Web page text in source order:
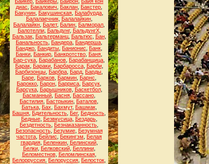
диас
Бакалович Баклан Бакстер
Бакунин Бакушинская Балабурда
Балалаечник, Балалайкин,
Балалайкн Балет, Балин Балморал
Балотелли, Бальдунг, БальдунгХ,
Бальзак, Бальтерманц, Бальтюс Бан,
Банальность Бандера Бандерша
Банджо Бандиты Банионис Банк
Банки Банкир Банкротство Баня
Бар-сука Барабанов Барабанщица
Барак, Бараки, Барбаросса, Барби,
Барбизонцы Барбра Бард Барды
Баре Барков Бармин Барнс
Барокко Барон Барриса Барсук
Барсука, Барышников, Баскетбол,
Басманный Басня Бассано
Бастилия Бастрыкин Баталов
Батька, Бах Бахмут, Башмак,
Башня Бдительность Бег, Бедность
Бедные, Безвкусица, Бездарь,
Бездетность Безнаказанность
Безопасность, Безумие, Безумная
частота Бейлис Бекингэм
Белая
гвардия, Беленкин, Белинский,
Белки, Белковский, Беллини,
Беломестнов, Беломлинская,
Белорруссия Белоруссия Белосток